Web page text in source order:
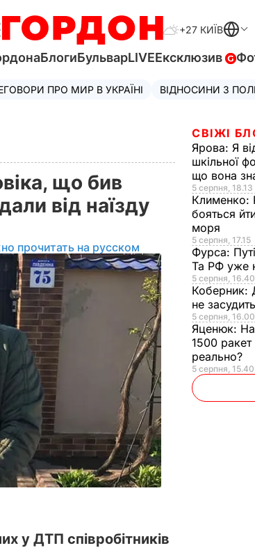
+27 КИЇВ
БлогиБульварLIVEЕксклюзив
ПРО МИР В УКРАЇНІ ВІДНОСИНИ З
що бив
від наїзду
прочитать на русском
у ДТП співробітників
СВІЖІ
Ярова: Я
шкільної
що вона
5 серпня, 18.13
Клименко:
бояться
моря
5 серпня, 17.15
Фурса:
Та РФ уже
5 серпня, 16.40
Коберник:
не
5 серпня, 16.00
Яценюк:
1500
реально?
5 серпня, 15.40